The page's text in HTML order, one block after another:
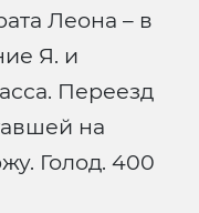
Леона – в
Я. и
Переезд
на
Голод. 400